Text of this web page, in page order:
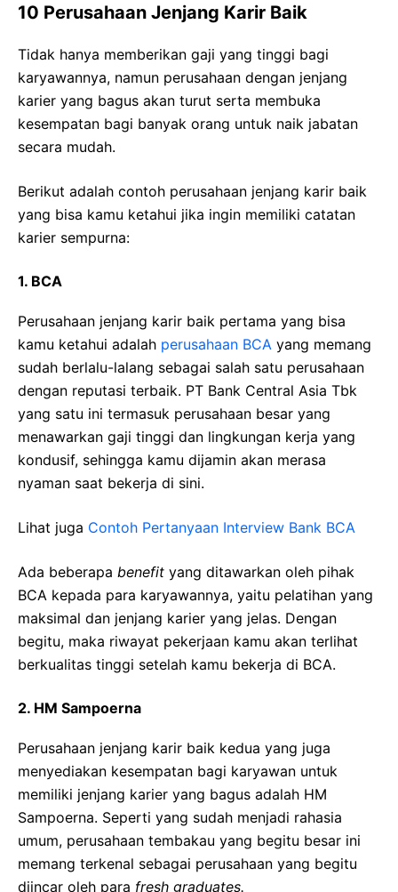
10 Perusahaan Jenjang Karir Baik
Tidak hanya memberikan gaji yang tinggi bagi
karyawannya, namun perusahaan dengan jenjang
karier yang bagus akan turut serta membuka
kesempatan bagi banyak orang untuk naik jabatan
secara mudah.
Berikut adalah contoh perusahaan jenjang karir baik
yang bisa kamu ketahui jika ingin memiliki catatan
karier sempurna:
1. BCA
Perusahaan jenjang karir baik pertama yang bisa
kamu ketahui adalah perusahaan BCA yang memang
sudah berlalu-lalang sebagai salah satu perusahaan
dengan reputasi terbaik. PT Bank Central Asia Tbk
yang satu ini termasuk perusahaan besar yang
menawarkan gaji tinggi dan lingkungan kerja yang
kondusif, sehingga kamu dijamin akan merasa
nyaman saat bekerja di sini.
Lihat juga Contoh Pertanyaan Interview Bank BCA
Ada beberapa benefit yang ditawarkan oleh pihak
BCA kepada para karyawannya, yaitu pelatihan yang
maksimal dan jenjang karier yang jelas. Dengan
begitu, maka riwayat pekerjaan kamu akan terlihat
berkualitas tinggi setelah kamu bekerja di BCA.
2. HM Sampoerna
Perusahaan jenjang karir baik kedua yang juga
menyediakan kesempatan bagi karyawan untuk
memiliki jenjang karier yang bagus adalah HM
Sampoerna. Seperti yang sudah menjadi rahasia
umum, perusahaan tembakau yang begitu besar ini
memang terkenal sebagai perusahaan yang begitu
diincar oleh para fresh graduates.